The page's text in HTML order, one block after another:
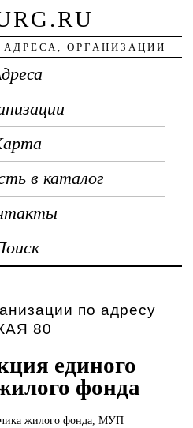
ОРГАНИЗАЦИИ
в каталог
по адресу
80
единого
фонда
жилого фонда, МУП